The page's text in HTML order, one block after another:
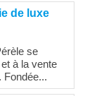
de luxe
se
à la vente
Fondée...